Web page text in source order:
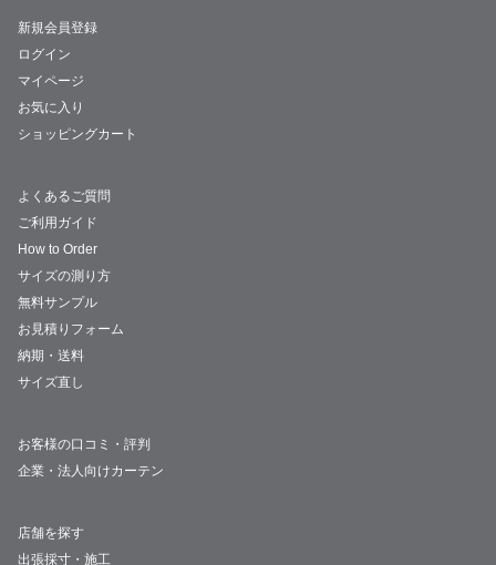
新規会員登録
ログイン
マイページ
お気に入り
ショッピングカート
よくあるご質問
ご利用ガイド
How to Order
サイズの測り方
無料サンプル
お見積りフォーム
納期・送料
サイズ直し
お客様の口コミ・評判
企業・法人向けカーテン
店舗を探す
出張採寸・施工